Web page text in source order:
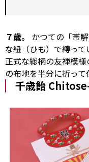
７歳。
かつての「帯
な紐（ひも）で縛っ
正式な総柄の友禅模
の布地を半分に折って
千歳飴